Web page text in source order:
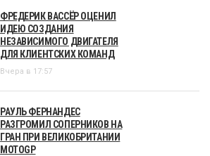
ФРЕДЕРИК ВАССЁР ОЦЕНИЛ
ИДЕЮ СОЗДАНИЯ
НЕЗАВИСИМОГО ДВИГАТЕЛЯ
ДЛЯ КЛИЕНТСКИХ КОМАНД
Вчера в 17:57
РАУЛЬ ФЕРНАНДЕС
РАЗГРОМИЛ СОПЕРНИКОВ НА
ГРАН ПРИ ВЕЛИКОБРИТАНИИ
MOTOGP